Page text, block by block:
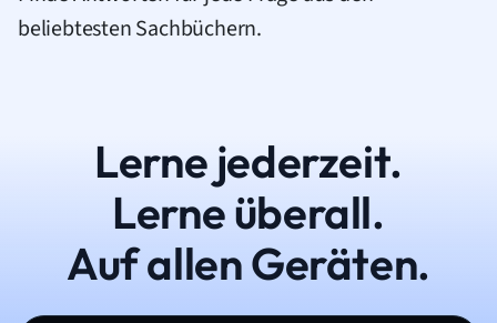
beliebtesten Sachbüchern.
Lerne jederzeit.
Lerne überall.
Auf allen Geräten.